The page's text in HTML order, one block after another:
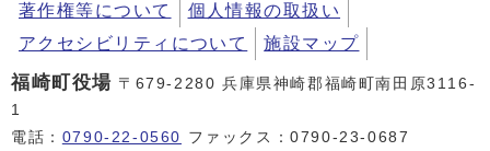
著作権等について
個人情報の取扱い
アクセシビリティについて
施設マップ
福崎町役場 〒679-2280 兵庫県神崎郡福崎町南田原3116-
1
電話： 0790-22-0560 ファックス：0790-23-0687